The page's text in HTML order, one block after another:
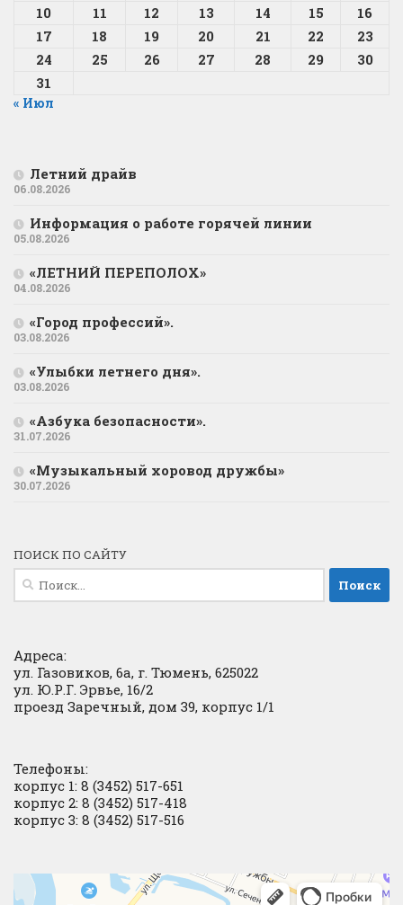
10
11 12 13 14 15
16
17
18 19 20 21 22
23
24
25 26 27 28 29
30
31
« Июл
Летний драйв
06.08.2026
Информация о работе горячей линии
05.08.2026
«ЛЕТНИЙ ПЕРЕПОЛОХ»
04.08.2026
«Город профессий».
03.08.2026
«Улыбки летнего дня».
03.08.2026
«Азбука безопасности».
31.07.2026
«Музыкальный хоровод дружбы»
30.07.2026
ПОИСК ПО САЙТУ
Найти:
Адреса:
ул. Газовиков, 6а, г. Тюмень, 625022
ул. Ю.Р.Г. Эрвье, 16/2
проезд Заречный, дом 39, корпус 1/1
Телефоны:
корпус 1: 8 (3452) 517-651
корпус 2: 8 (3452) 517-418
корпус 3: 8 (3452) 517-516